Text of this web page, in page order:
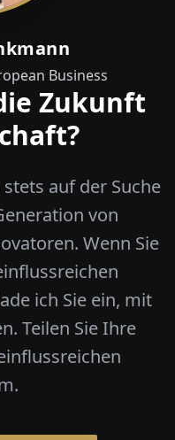
Business
Zukunft
auf der Suche
von
Wenn Sie
ich Sie ein, mit
Teilen Sie Ihre